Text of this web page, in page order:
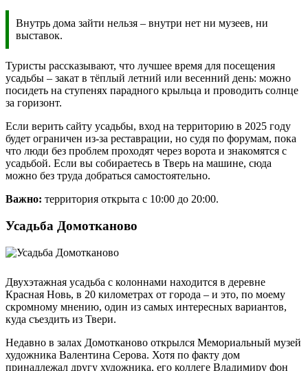
Внутрь дома зайти нельзя – внутри нет ни музеев, ни
выставок.
Туристы рассказывают, что лучшее время для посещения
усадьбы – закат в тёплый летний или весенний день: можно
посидеть на ступенях парадного крыльца и проводить солнце
за горизонт.
Если верить сайту усадьбы, вход на территорию в 2025 году
будет ограничен из-за реставрации, но судя по форумам, пока
что люди без проблем проходят через ворота и знакомятся с
усадьбой. Если вы собираетесь в Тверь на машине, сюда
можно без труда добраться самостоятельно.
Важно: территория открыта с 10:00 до 20:00.
Усадьба Домотканово
Двухэтажная усадьба с колоннами находится в деревне
Красная Новь, в 20 километрах от города – и это, по моему
скромному мнению, один из самых интересных вариантов,
куда съездить из Твери.
Недавно в залах Домотканово открылся Мемориальный музей
художника Валентина Серова. Хотя по факту дом
принадлежал другу художника, его коллеге Владимиру фон